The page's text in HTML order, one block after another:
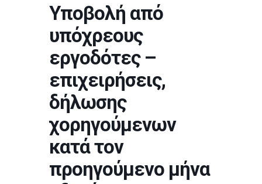
Υποβολή από
υπόχρεους
εργοδότες –
επιχειρήσεις,
δήλωσης
χορηγούμενων
κατά τον
προηγούμενο μήνα